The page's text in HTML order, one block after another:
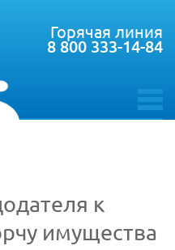
toggle
Горячая линия
8 800 333-14-84
к
имущества